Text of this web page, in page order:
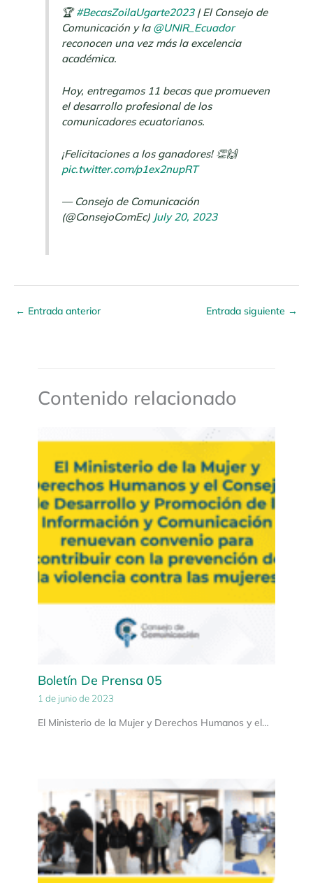
🏆#BecasZoilaUgarte2023| El Consejo de
Comunicación y la @UNIR_Ecuador
reconocen una vez más la excelencia
académica.
Hoy, entregamos 11 becas que promueven
el desarrollo profesional de los
comunicadores ecuatorianos.
¡Felicitaciones a los ganadores! 👏🙌
pic.twitter.com/p1ex2nupRT
— Consejo de Comunicación
(@ConsejoComEc) July 20, 2023
← Entrada anterior Entrada siguiente →
Contenido relacionado
Boletín De Prensa 05
1 de junio de 2023
El Ministerio de la Mujer y Derechos Humanos y el…